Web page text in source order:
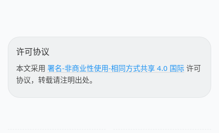
许可协议
本文采用 署名-非商业性使用-相同方式共享 4.0 国际 许可
协议，转载请注明出处。